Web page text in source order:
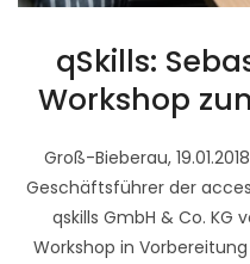
qSkills:
Workshop
Groß-Bieberau,
Geschäftsführer der
qskills GmbH & Co. KG
Workshop in